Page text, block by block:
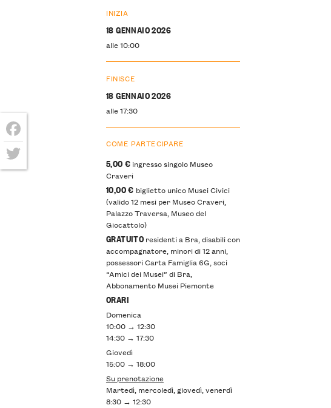
INIZIA
18 GENNAIO 2026
alle 10:00
FINISCE
18 GENNAIO 2026
alle 17:30
COME PARTECIPARE
5,00 € ingresso singolo Museo
Craveri
10,00 € biglietto unico Musei Civici
(valido 12 mesi per Museo Craveri,
Palazzo Traversa, Museo del
Giocattolo)
GRATUITO residenti a Bra, disabili con
accompagnatore, minori di 12 anni,
possessori Carta Famiglia 6G, soci
“Amici dei Musei” di Bra,
Abbonamento Musei Piemonte
ORARI
Domenica
10:00 → 12:30
14:30 → 17:30
Giovedì
15:00 → 18:00
Su prenotazione
Martedì, mercoledì, giovedì, venerdì
8:30 → 12:30
Facebook
Twitter